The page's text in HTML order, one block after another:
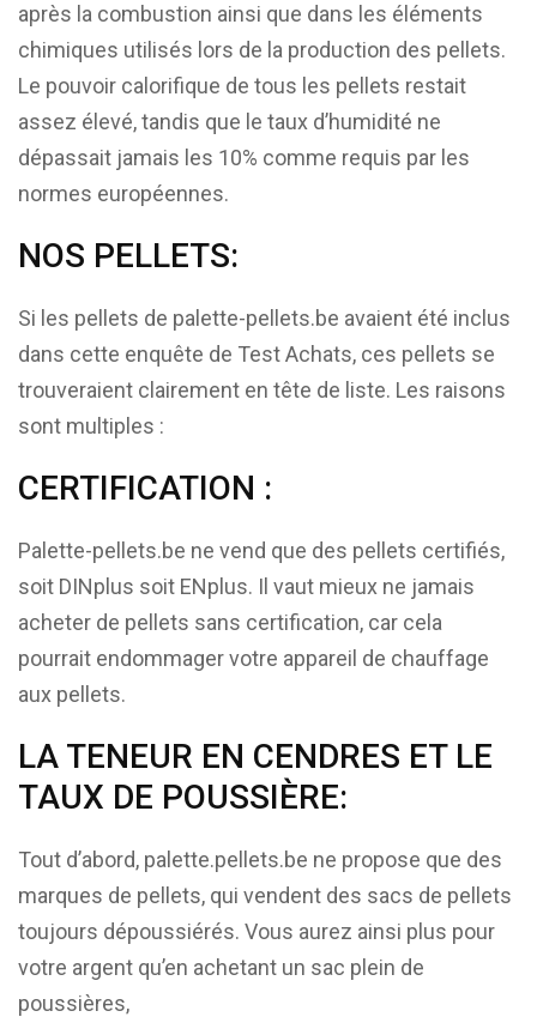
après la combustion ainsi que dans les éléments
chimiques utilisés lors de la production des pellets.
Le pouvoir calorifique de tous les pellets restait
assez élevé, tandis que le taux d’humidité ne
dépassait jamais les 10% comme requis par les
normes européennes.
NOS PELLETS:
Si les pellets de palette-pellets.be avaient été inclus
dans cette enquête de Test Achats, ces pellets se
trouveraient clairement en tête de liste. Les raisons
sont multiples :
CERTIFICATION :
Palette-pellets.be ne vend que des pellets certifiés,
soit DINplus soit ENplus. Il vaut mieux ne jamais
acheter de pellets sans certification, car cela
pourrait endommager votre appareil de chauffage
aux pellets.
LA TENEUR EN CENDRES ET LE
TAUX DE POUSSIÈRE:
Tout d’abord, palette.pellets.be ne propose que des
marques de pellets, qui vendent des sacs de pellets
toujours dépoussiérés. Vous aurez ainsi plus pour
votre argent qu’en achetant un sac plein de
poussières,